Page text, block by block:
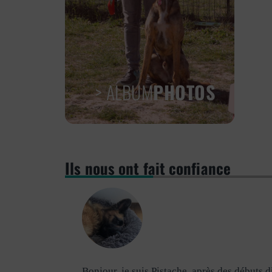
> ALBUMPHOTOS
Ils nous ont fait confiance